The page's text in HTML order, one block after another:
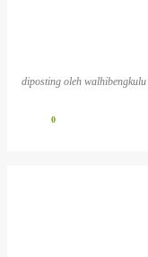
diposting oleh walhibengkulu
0